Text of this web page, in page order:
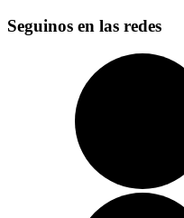
Seguinos en las redes